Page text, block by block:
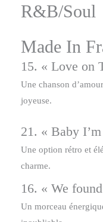
R&B/Soul
Made In
15. « Love on
Une chanson
joyeuse.
21. « Baby
Une option rétro et
charme.
16. « We
Un morceau